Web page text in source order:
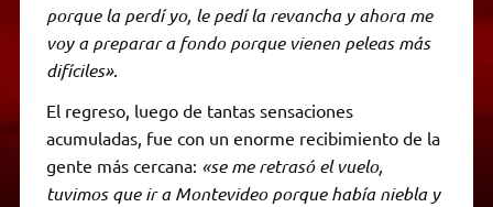
porque la perdí yo, le pedí la revancha y ahora me
voy a preparar a fondo porque vienen peleas más
difíciles».
El regreso, luego de tantas sensaciones
acumuladas, fue con un enorme recibimiento de la
gente más cercana: «se me retrasó el vuelo,
tuvimos que ir a Montevideo porque había niebla y